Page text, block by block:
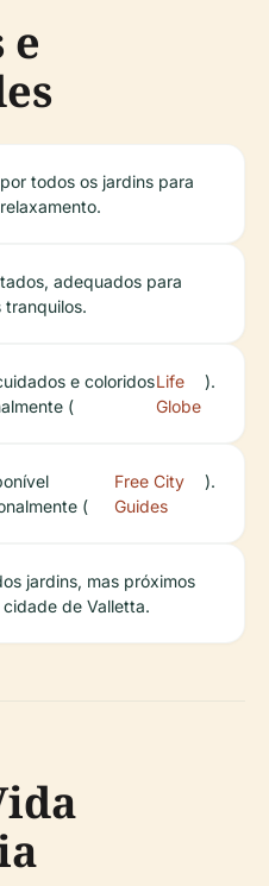
e
todos os jardins para
adequados para
tranquilos.
e coloridos
(
Life
Globe
).
(
Free City
Guides
).
jardins, mas próximos
de Valletta.